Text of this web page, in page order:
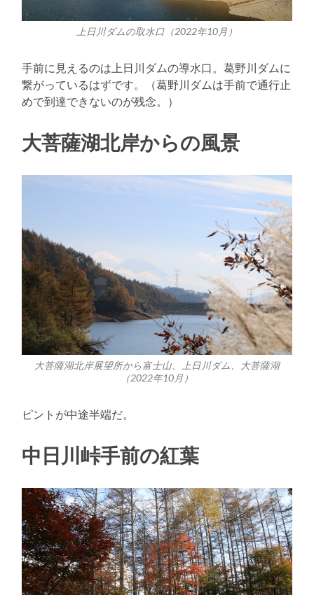
上日川ダムの取水口（2022年10月）
手前に見えるのは上日川ダムの導水口。葛野川ダムに
繋がっているはずです。（葛野川ダムは手前で通行止
めで到達できないのが残念。）
大菩薩湖北岸からの風景
大菩薩湖北岸展望所から富士山、上日川ダム、大菩薩湖
（2022年10月）
ピントが中途半端だ。
中日川峠手前の紅葉